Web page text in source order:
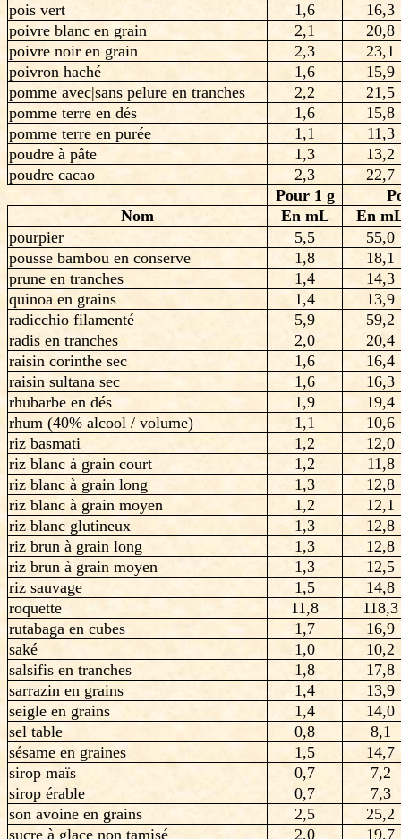
pois vert
1,6
16,3
poivre blanc en grain
2,1
20,8
poivre noir en grain
2,3
23,1
poivron haché
1,6
15,9
pomme avec|sans pelure en tranches
2,2
21,5
pomme terre en dés
1,6
15,8
pomme terre en purée
1,1
11,3
poudre à pâte
1,3
13,2
poudre cacao
2,3
22,7
Pour 1 g
Nom
En mL
En
pourpier
5,5
55,0
pousse bambou en conserve
1,8
18,1
prune en tranches
1,4
14,3
quinoa en grains
1,4
13,9
radicchio filamenté
5,9
59,2
radis en tranches
2,0
20,4
raisin corinthe sec
1,6
16,4
raisin sultana sec
1,6
16,3
rhubarbe en dés
1,9
19,4
rhum (40% alcool / volume)
1,1
10,6
riz basmati
1,2
12,0
riz blanc à grain court
1,2
11,8
riz blanc à grain long
1,3
12,8
riz blanc à grain moyen
1,2
12,1
riz blanc glutineux
1,3
12,8
riz brun à grain long
1,3
12,8
riz brun à grain moyen
1,3
12,5
riz sauvage
1,5
14,8
roquette
11,8
118,3
rutabaga en cubes
1,7
16,9
saké
1,0
10,2
salsifis en tranches
1,8
17,8
sarrazin en grains
1,4
13,9
seigle en grains
1,4
14,0
sel table
0,8
8,1
sésame en graines
1,5
14,7
sirop maïs
0,7
7,2
sirop érable
0,7
7,3
son avoine en grains
2,5
25,2
sucre à glace non tamisé
2,0 19,7